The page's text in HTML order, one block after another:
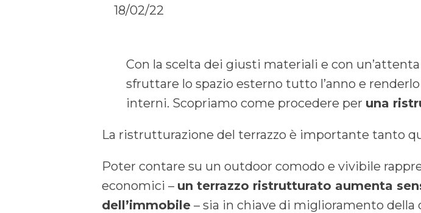
18/02/22
Con la scelta dei giusti materiali e con
sfruttare lo spazio esterno tutto l’anno e
interni. Scopriamo come procedere per una
La ristrutturazione del terrazzo è importante tanto
Poter contare su un outdoor comodo e vivibile
economici – un terrazzo ristrutturato aumenta
dell’immobile – sia in chiave di miglioramento della